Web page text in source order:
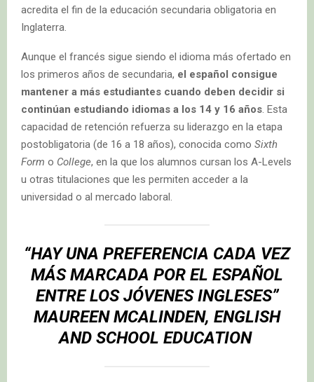
acredita el fin de la educación secundaria obligatoria en
Inglaterra.
Aunque el francés sigue siendo el idioma más ofertado en
los primeros años de secundaria, el español consigue
mantener a más estudiantes cuando deben decidir si
continúan estudiando idiomas a los 14 y 16 años. Esta
capacidad de retención refuerza su liderazgo en la etapa
postobligatoria (de 16 a 18 años), conocida como Sixth
Form o College, en la que los alumnos cursan los A-Levels
u otras titulaciones que les permiten acceder a la
universidad o al mercado laboral.
“HAY UNA PREFERENCIA CADA VEZ
MÁS MARCADA POR EL ESPAÑOL
ENTRE LOS JÓVENES INGLESES”
MAUREEN MCALINDEN, ENGLISH
AND SCHOOL EDUCATION